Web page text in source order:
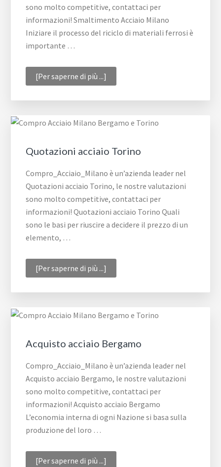
sono molto competitive, contattaci per
informazioni! Smaltimento Acciaio Milano
Iniziare il processo del riciclo di materiali ferrosi è
importante …
[Per saperne di più ...]
Acciaio
Milano
Quotazioni acciaio Torino
Compro_Acciaio_Milano è un’azienda leader nel
Quotazioni acciaio Torino, le nostre valutazioni
sono molto competitive, contattaci per
informazioni! Quotazioni acciaio Torino Quali
sono le basi per riuscire a decidere il prezzo di un
elemento, …
[Per saperne di più ...]
acciaio
Torino
Acquisto acciaio Bergamo
Compro_Acciaio_Milano è un’azienda leader nel
Acquisto acciaio Bergamo, le nostre valutazioni
sono molto competitive, contattaci per
informazioni! Acquisto acciaio Bergamo
L’economia interna di ogni Nazione si basa sulla
produzione del loro …
[Per saperne di più ...]